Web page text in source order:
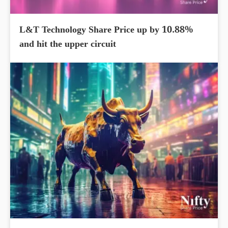
L&T Technology Share Price up by 10.88%
and hit the upper circuit